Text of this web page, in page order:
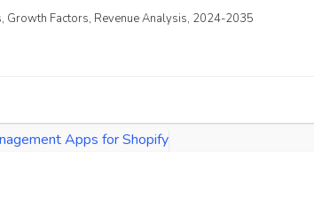
Growth Factors, Revenue Analysis, 2024-2035